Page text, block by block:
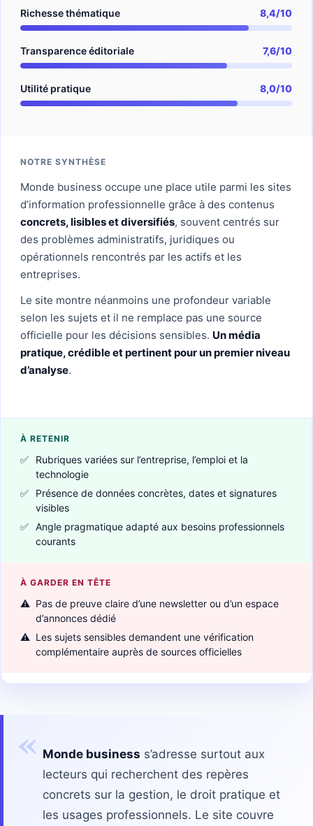
Richesse thématique 8,4/10
Transparence éditoriale 7,6/10
Utilité pratique 8,0/10
NOTRE SYNTHÈSE
Monde business occupe une place utile parmi les sites
d’information professionnelle grâce à des contenus
concrets, lisibles et diversifiés, souvent centrés sur
des problèmes administratifs, juridiques ou
opérationnels rencontrés par les actifs et les
entreprises.
Le site montre néanmoins une profondeur variable
selon les sujets et il ne remplace pas une source
officielle pour les décisions sensibles. Un média
pratique, crédible et pertinent pour un premier niveau
d’analyse.
À RETENIR
✅
Rubriques variées sur l’entreprise, l’emploi et la
technologie
✅
Présence de données concrètes, dates et signatures
visibles
✅ Angle pragmatique adapté aux besoins professionnels
courants
À GARDER EN TÊTE
⚠️ Pas de preuve claire d’une newsletter ou d’un espace
d’annonces dédié
⚠️ Les sujets sensibles demandent une vérification
complémentaire auprès de sources officielles
« Monde business s’adresse surtout aux
lecteurs qui recherchent des repères
concrets sur la gestion, le droit pratique et
les usages professionnels. Le site couvre